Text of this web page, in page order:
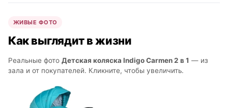
ЖИВЫЕ ФОТО
Как выглядит в жизни
Реальные фото Детская коляска Indigo Carmen 2 в 1 — из
зала и от покупателей. Кликните, чтобы увеличить.